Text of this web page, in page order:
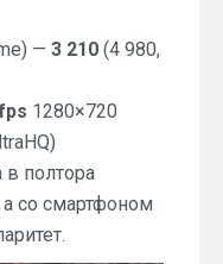
— 3 210 (4 980,
1280×720
в полтора
со смартфоном